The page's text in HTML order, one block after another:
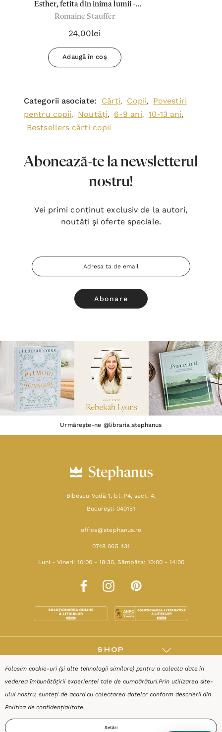
Esther, fetita din inima lumii -
Romaine Stauffer
Romaine Stauffer
24,00lei
Adaugă în coș
Categorii asociate: Cărți, Copii,
Povestiri
pentru copii, Noutăți, 6-9 ani, 10-13 ani,
Bestsellers cărți copii
Abonează-te la newsletterul
nostru!
Vei primi conținut exclusiv de la autori,
noutăți şi oferte speciale.
Adresa
Email
Urmărește-ne @libraria.stephanus
Bibescu Vodă 1, bl. P4, sect. 4,
Bucureşti 040151
office@stephanus.ro
0748 065 431
Luni - Vineri: 10:00 - 18:30, Sâmbăta: 10:00 - 14:00
SHOP
Folosim cookie-uri (și alte tehnologii similare) pentru a colecta date în
vederea îmbunătățirii experienței tale de cumpărături.Prin utilizarea site-
ului nostru, sunteți de acord cu colectarea datelor conform descrierii din
Politica de confidențialitate.
Setări